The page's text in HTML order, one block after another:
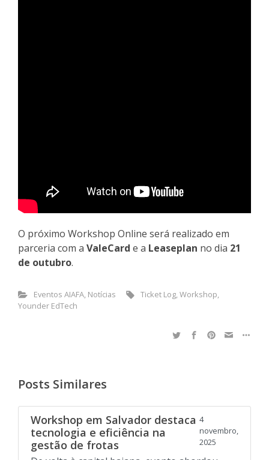
O próximo Workshop Online será realizado em
parceria com a ValeCard e a Leaseplan no dia 21
de outubro.
Eventos AIAFA, Notícias Ticket Log,Workshop,
Younder EdTech
Posts Similares
Workshop em Salvador destaca
tecnologia e eficiência na
gestão de frotas
4
novembro,
2025